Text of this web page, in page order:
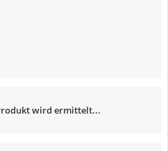
wird ermittelt...